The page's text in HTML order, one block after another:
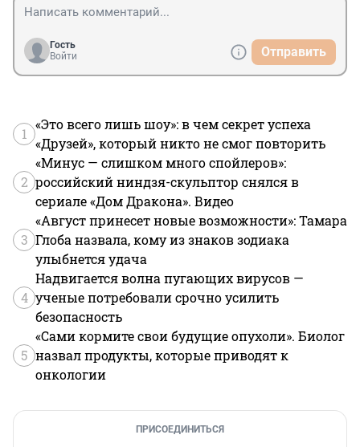
Писем не придет,
Жди, когда уж надоест
Всем, кто вместе ждет».
Гость
Войти
Отправить
1
«Это всего лишь шоу»: в чем секрет успеха
«Друзей», который никто не смог повторить
2
«Минус — слишком много спойлеров»:
российский ниндзя-скульптор снялся в
сериале «Дом Дракона». Видео
3
«Август принесет новые возможности»: Тамара
Глоба назвала, кому из знаков зодиака
улыбнется удача
4
Надвигается волна пугающих вирусов —
ученые потребовали срочно усилить
безопасность
5
«Сами кормите свои будущие опухоли». Биолог
назвал продукты, которые приводят к
онкологии
ПРИСОЕДИНИТЬСЯ